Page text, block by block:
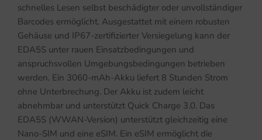
schnelles Lesen selbst beschädigter oder unvollständiger
Barcodes ermöglicht. Ausgestattet mit einem robusten
Gehäuse und IP67-zertifizierter Versiegelung kann der
EDA5S unter rauen Einsatzbedingungen und
anspruchsvollen Umgebungsbedingungen betrieben
werden. Ein 3060-mAh-Akku liefert 8 Stunden Strom
ohne Unterbrechung. Der Akku ist zudem leicht
abnehmbar und unterstützt Quick Charge 3.0. Das
EDA5S (WWAN-Version) unterstützt gleichzeitig eine
Nano-SIM und eine eSIM. Ein eSIM ermöglicht die